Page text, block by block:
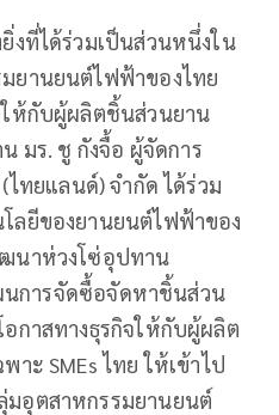
งที่ได้ร่วมเป็นส่วนหนึ่งใน
ยานยนต์ไฟฟ้าของไทย
ให้กับผู้ผลิตชิ้นส่วนยาน
มร. ชู กังจื้อ ผู้จัดการ
ทยแลนด์) จำกัด ได้ร่วม
ลยีของยานยนต์ไฟฟ้าของ
ฒนาห่วงโซ่อุปทาน
นการจัดซื้อจัดหาชิ้นส่วน
กาสทางธุรกิจให้กับผู้ผลิต
าะ SMEs ไทย ให้เข้าไป
อุตสาหกรรมยานยนต์